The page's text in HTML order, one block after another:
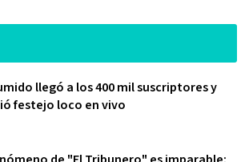
llegó a los 400 mil suscriptores y
festejo loco en vivo